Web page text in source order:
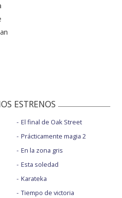
ESTRENOS
El final de Oak Street
Prácticamente magia 2
En la zona gris
Esta soledad
Karateka
Tiempo de victoria